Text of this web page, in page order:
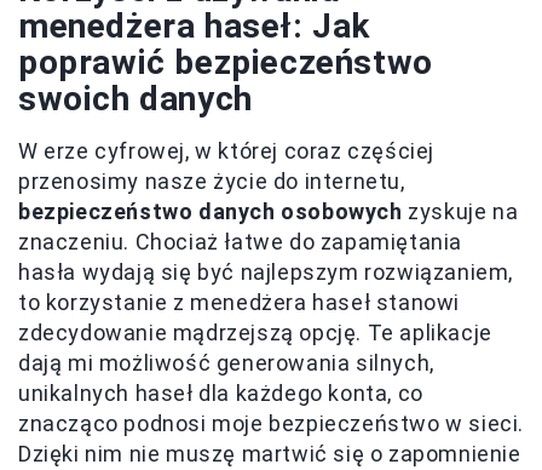
menedżera haseł: Jak
poprawić bezpieczeństwo
swoich danych
W erze cyfrowej, w której coraz częściej
przenosimy nasze życie do internetu,
bezpieczeństwo danych osobowych zyskuje na
znaczeniu. Chociaż łatwe do zapamiętania
hasła wydają się być najlepszym rozwiązaniem,
to korzystanie z menedżera haseł stanowi
zdecydowanie mądrzejszą opcję. Te aplikacje
dają mi możliwość generowania silnych,
unikalnych haseł dla każdego konta, co
znacząco podnosi moje bezpieczeństwo w sieci.
Dzięki nim nie muszę martwić się o zapomnienie